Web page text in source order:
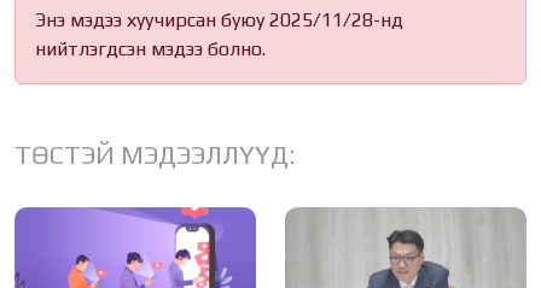
Энэ мэдээ хуучирсан буюу 2025/11/28-нд
нийтлэгдсэн мэдээ болно.
ТӨСТЭЙ МЭДЭЭЛЛҮҮД: